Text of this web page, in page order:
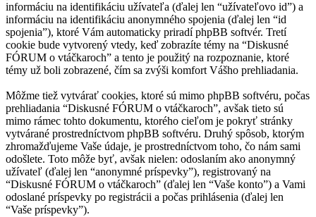
informáciu na identifikáciu užívateľa (ďalej len “užívateľovo id”) a
informáciu na identifikáciu anonymného spojenia (ďalej len “id
spojenia”), ktoré Vám automaticky priradí phpBB softvér. Tretí
cookie bude vytvorený vtedy, keď zobrazíte témy na “Diskusné
FÓRUM o vtáčkaroch” a tento je použitý na rozpoznanie, ktoré
témy už boli zobrazené, čím sa zvýši komfort Vášho prehliadania.
Môžme tiež vytvárať cookies, ktoré sú mimo phpBB softvéru, počas
prehliadania “Diskusné FÓRUM o vtáčkaroch”, avšak tieto sú
mimo rámec tohto dokumentu, ktorého cieľom je pokryť stránky
vytvárané prostredníctvom phpBB softvéru. Druhý spôsob, ktorým
zhromažďujeme Vaše údaje, je prostredníctvom toho, čo nám sami
odošlete. Toto môže byť, avšak nielen: odoslaním ako anonymný
užívateľ (ďalej len “anonymné príspevky”), registrovaný na
“Diskusné FÓRUM o vtáčkaroch” (ďalej len “Vaše konto”) a Vami
odoslané príspevky po registrácii a počas prihlásenia (ďalej len
“Vaše príspevky”).